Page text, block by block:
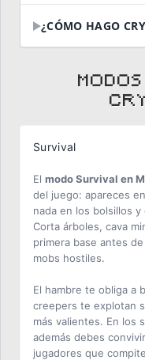
¿CÓMO HAGO
Survival
El modo Survival en
del juego: apareces
nada en los bolsillos
Corta árboles, cava
primera base antes
mobs hostiles.
El hambre te obliga a
creepers te explotan
más valientes. En los
además debes
jugadores que